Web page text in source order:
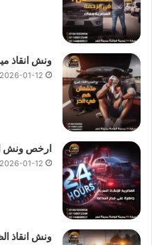
ونش انقاذ
2026-01-12
ارخص ونش
2026-01-12
ونش انقاذ